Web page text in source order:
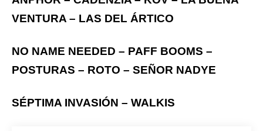
VENTURA – LAS DEL ÁRTICO
NO NAME NEEDED – PAFF BOOMS –
POSTURAS – ROTO – SEÑOR NADYE
SÉPTIMA INVASIÓN – WALKIS